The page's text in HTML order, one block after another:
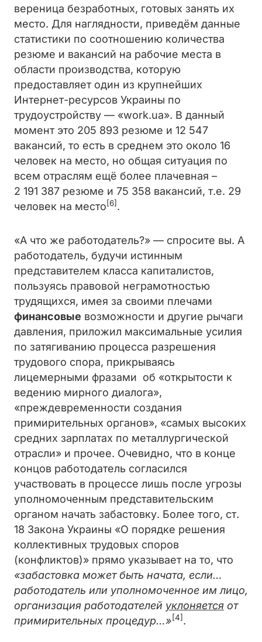
вереница безработных, готовых занять их
место. Для наглядности, приведём данные
статистики по соотношению количества
резюме и вакансий на рабочие места в
области производства, которую
предоставляет один из крупнейших
Интернет-ресурсов Украины по
трудоустройству — «work.ua». В данный
момент это 205 893 резюме и 12 547
вакансий, то есть в среднем это около 16
человек на место, но общая ситуация по
всем отраслям ещё более плачевная –
2 191 387 резюме и 75 358 вакансий, т.е. 29
человек на место[6].
«А что же работодатель?» — спросите вы. А
работодатель, будучи истинным
представителем класса капиталистов,
пользуясь правовой неграмотностью
трудящихся, имея за своими плечами
финансовые возможности и другие рычаги
давления, приложил максимальные усилия
по затягиванию процесса разрешения
трудового спора, прикрываясь
лицемерными фразами об «открытости к
ведению мирного диалога»,
«преждевременности создания
примирительных органов», «самых высоких
средних зарплатах по металлургической
отрасли» и прочее. Очевидно, что в конце
концов работодатель согласился
участвовать в процессе лишь после угрозы
уполномоченным представительским
органом начать забастовку. Более того, ст.
18 Закона Украины «О порядке решения
коллективных трудовых споров
(конфликтов)» прямо указывает на то, что
«забастовка может быть начата, если…
работодатель или уполномоченное им лицо,
организация работодателей уклоняется от
примирительных процедур…»[4].